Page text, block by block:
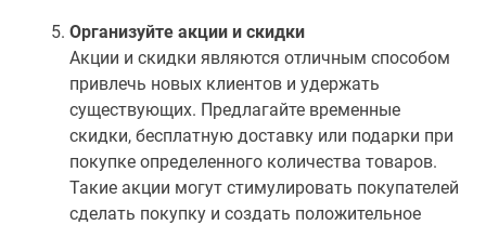
Организуйте акции и скидки
Акции и скидки являются отличным способом
привлечь новых клиентов и удержать
существующих. Предлагайте временные
скидки, бесплатную доставку или подарки при
покупке определенного количества товаров.
Такие акции могут стимулировать покупателей
сделать покупку и создать положительное